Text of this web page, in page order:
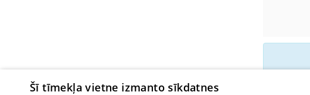
Šī tīmekļa vietne izmanto sīkdatnes